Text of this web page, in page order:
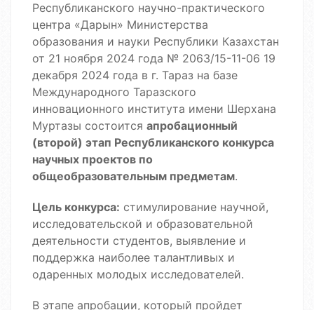
Республиканского научно-практического
центра «Дарын» Министерства
образования и науки Республики Казахстан
от 21 ноября 2024 года № 2063/15-11-06 19
декабря 2024 года в г. Тараз на базе
Международного Таразского
инновационного института имени Шерхана
Муртазы состоится апробационный
(второй) этап Республиканского конкурса
научных проектов по
общеобразовательным предметам.
Цель конкурса: стимулирование научной,
исследовательской и образовательной
деятельности студентов, выявление и
поддержка наиболее талантливых и
одаренных молодых исследователей.
В этапе апробации, который пройдет